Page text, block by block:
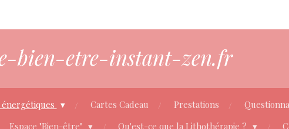
bien-etre-instant-zen.fr
énergétiques Cartes Cadeau Prestations
Espace "Bien-être" Qu'est-ce que la Lithothérapie ?